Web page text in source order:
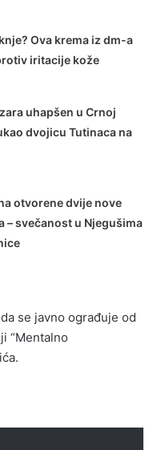
Ova krema iz dm-a
iritacije kože
uhapšen u Crnoj
dvojicu Tutinaca na
otvorene dvije nove
– svečanost u Njegušima
se javno ograđuje od
“Mentalno